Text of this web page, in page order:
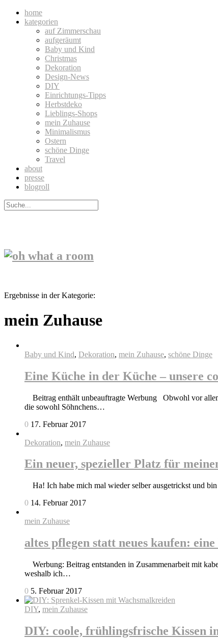
home
kategorien
auf Zimmerschau
aufgeräumt
Baby und Kind
Christmas
Dekoration
Design-News
DIY
Einrichtungs-Tipps
Herbstdeko
Lieblings-Shops
mein Zuhause
Minimalismus
Ostern
schöne Dinge
Travel
about
presse
blogroll
Ergebnisse in der Kategorie:
mein Zuhause
Baby und Kind, Dekoration, mein Zuhause, schöne Dinge
Eine Küche in der Küche – unsere
Beitrag enthält unbeauftragte Werbung Obwohl vor
die sowohl Söhnchens…
0 17. Februar 2017
Dekoration, mein Zuhause
Ein neuer, spezieller Platz für
Ha! Ich habe mich mal wieder selber ausgetrickst und
0 14. Februar 2017
mein Zuhause
altes pflegen statt neues kaufen:
Werbung: Beitrag entstanden in Zusammenarbeit mit
weshalb ich…
0 5. Februar 2017
DIY, mein Zuhause
DIY: coole, frühlingsfrische Kissen